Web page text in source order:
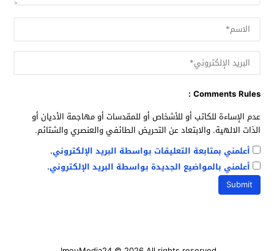
Comments Rules :
عدم الإساءة للكاتب أو للأشخاص أو للمقدسات أو مهاجمة الأديان أو
الذات الالهية. والابتعاد عن التحريض الطائفي والعنصري والشتائم.
أعلمني بمتابعة التعليقات بواسطة البريد الإلكتروني.
أعلمني بالمواضيع الجديدة بواسطة البريد الإلكتروني.